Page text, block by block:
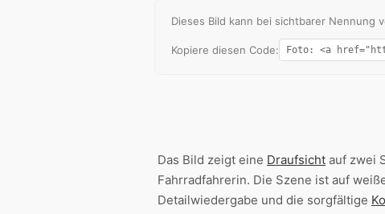
Dieses Bild kann bei sichtbarer
Kopiere diesen Code:
Das Bild zeigt eine Draufsicht auf zwei
Fahrradfahrerin. Die Szene ist auf
Detailwiedergabe und die sorgfältige